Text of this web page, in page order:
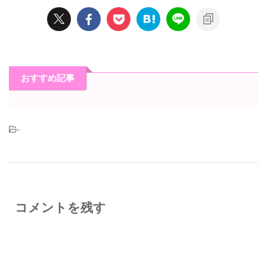
おすすめ記事
-
コメントを残す